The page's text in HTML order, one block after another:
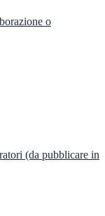
o
(da pubblicare in